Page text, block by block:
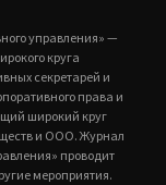
управления» —
круга
секретарей и
права и
широкий круг
и ООО. Журнал
проводит
мероприятия.